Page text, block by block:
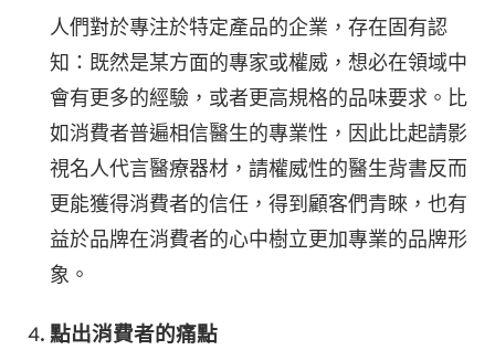
人們對於專注於特定產品的企業，存在固有認
知：既然是某方面的專家或權威，想必在領域中
會有更多的經驗，或者更高規格的品味要求。比
如消費者普遍相信醫生的專業性，因此比起請影
視名人代言醫療器材，請權威性的醫生背書反而
更能獲得消費者的信任，得到顧客們青睞，也有
益於品牌在消費者的心中樹立更加專業的品牌形
象。
點出消費者的痛點